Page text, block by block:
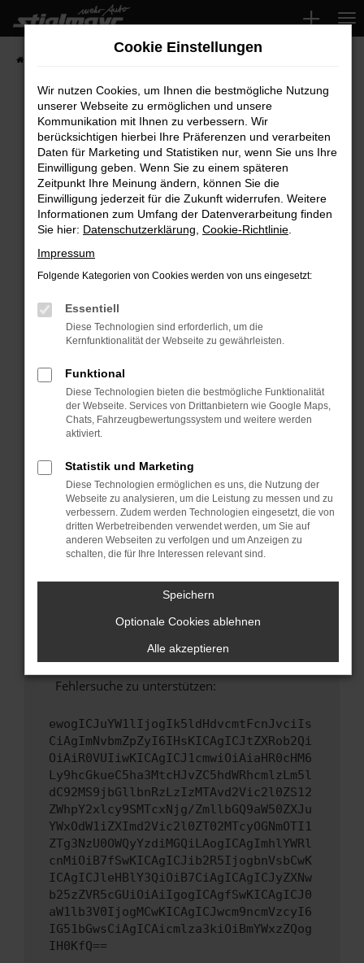
Zum
Hauptinhalt
springen
Fehler: Network Error
Beim Laden ist ein Fehler aufgetreten.
Hier sind ein paar Tipps, die dir helfen können:
Überprüfe deine Firewall und deine
Internetverbindung.
Laden andere Webseiten, zum Beispiel deine
Manche Erweiterungen, wie Werbeblocker,
können das Laden bestimmter Seiten
verhindern. Funktioniert die Seite in einem
Fenster?
Starte dein Gerät neu.
Das kann manchmal helfen, vorübergehende
Probleme zu beheben.
Stelle sicher, dass dein Browser und dein
Betriebssystem auf dem neuesten Stand
sind.
Veraltete Software birgt nicht nur ein
Sicherheitsrisiko, sondern kann auch dazu
führen, dass bestimmte Funktionen nicht mehr
Wende dich an den Webseitenbetreiber.
Wenn du alle oben genannten Schritte versucht
hast, kontaktiere uns bitte. Wir werden
versuchen, das Problem zu beheben. Du kannst
uns diesen Text schicken, um uns bei der
Fehlersuche zu unterstützen:
ewogICJuYW1lIjogIk5ldHdvcmtFcnJvciIs
CiAgImNvbmZpZyI6IHsKICAgICJtZXRob2Qi
OiAiR0VUIiwKICAgICJ1cmwiOiAiaHR0cHM6
Ly9hcGkueC5ha3MtcHJvZC5hdWRhcmlzLm5l
dC92MS9jbGllbnRzLzIzMTAvd2Vic2l0ZS12
ZWhpY2xlcy9SMTcxNjg/ZmllbGQ9aW50ZXJu
YWxOdW1iZXImd2Vic2l0ZT02MTcyOGNmOTI1
ZTg3NzU0OWQyYzdiMGQiLAogICAgImhlYWRl
cnMiOiB7fSwKICAgICJib2R5IjogbnVsbCwK
ICAgICJleHBlY3QiOiB7CiAgICAgICJyZXNw
b25zZVR5cGUiOiAiIgogICAgfSwKICAgICJ0
aW1lb3V0IjogMCwKICAgICJwcm9ncmVzcyI6
IG51bGwsCiAgICAicmlza3kiOiBmYWxzZQog
IH0KfQ==
Cookie Einstellungen
Wir nutzen Cookies, um Ihnen die bestmögliche Nutzung
unserer Webseite zu ermöglichen und unsere
Kommunikation mit Ihnen zu verbessern. Wir
berücksichtigen hierbei Ihre Präferenzen und verarbeiten
Daten für Marketing und Statistiken nur, wenn Sie uns Ihre
Einwilligung geben. Wenn Sie zu einem späteren
Zeitpunkt Ihre Meinung ändern, können Sie die
Einwilligung jederzeit für die Zukunft widerrufen. Weitere
Informationen zum Umfang der Datenverarbeitung finden
Sie hier: Datenschutzerklärung Cookie-Richtlinie
Impressum
Folgende Kategorien von Cookies werden von uns eingesetzt:
Essentiell
Diese Technologien sind erforderlich, um die
Kernfunktionalität der Webseite zu gewährleisten.
Funktional
Diese Technologien bieten die bestmögliche Funktionalität
der Webseite. Services von Drittanbietern wie Google Maps,
Chats, Fahrzeugbewertungssystem und weitere werden
aktiviert.
Statistik und Marketing
Diese Technologien ermöglichen es uns, die Nutzung der
Webseite zu analysieren, um die Leistung zu messen und zu
verbessern. Zudem werden Technologien eingesetzt, die von
dritten Werbetreibenden verwendet werden, um Sie auf
anderen Webseiten zu verfolgen und um Anzeigen zu
schalten, die für Ihre Interessen relevant sind.
Speichern
Optionale Cookies ablehnen
Alle akzeptieren